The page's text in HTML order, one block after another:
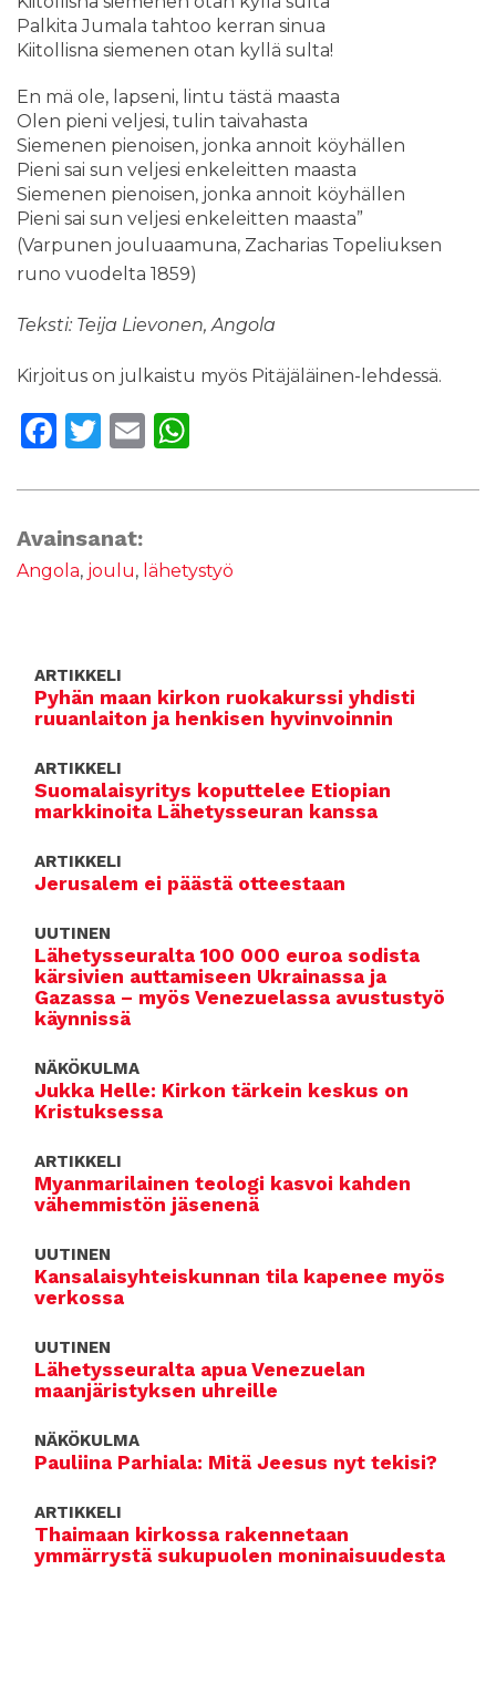
Palkita Jumala tahtoo kerran sinua
Kiitollisna siemenen otan kyllä sulta!
En mä ole, lapseni, lintu tästä maasta
Olen pieni veljesi, tulin taivahasta
Siemenen pienoisen, jonka annoit köyhällen
Pieni sai sun veljesi enkeleitten maasta
Siemenen pienoisen, jonka annoit köyhällen
Pieni sai sun veljesi enkeleitten maasta”
(Varpunen jouluaamuna, Zacharias Topeliuksen
runo vuodelta 1859)
Teksti: Teija Lievonen, Angola
Kirjoitus on julkaistu myös Pitäjäläinen-lehdessä.
F
c
e
b
k
T
it
te
r
E
ai a
A
Avainsanat:
Angola, joulu, lähetystyö
ARTIKKELI
Pyhän maan kirkon ruokakurssi yhdisti
ruuanlaiton ja henkisen hyvinvoinnin
ARTIKKELI
Suomalaisyritys koputtelee Etiopian
markkinoita Lähetysseuran kanssa
ARTIKKELI
Jerusalem ei päästä otteestaan
UUTINEN
Lähetysseuralta 100 000 euroa sodista
kärsivien auttamiseen Ukrainassa ja
Gazassa – myös Venezuelassa avustustyö
käynnissä
NÄKÖKULMA
Jukka Helle: Kirkon tärkein keskus on
Kristuksessa
ARTIKKELI
Myanmarilainen teologi kasvoi kahden
vähemmistön jäsenenä
UUTINEN
Kansalaisyhteiskunnan tila kapenee myös
verkossa
UUTINEN
Lähetysseuralta apua Venezuelan
maanjäristyksen uhreille
NÄKÖKULMA
Pauliina Parhiala: Mitä Jeesus nyt tekisi?
ARTIKKELI
Thaimaan kirkossa rakennetaan
ymmärrystä sukupuolen moninaisuudesta